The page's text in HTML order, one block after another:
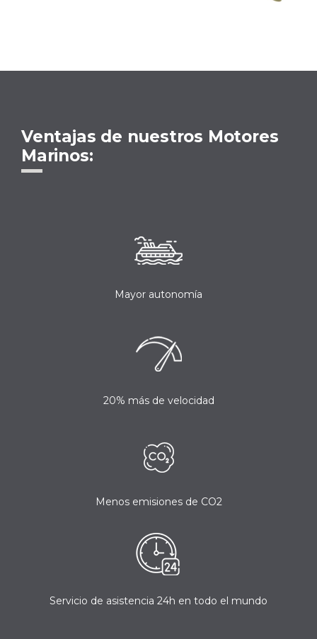
Ventajas de nuestros Motores
Marinos:
Mayor autonomía
20% más de velocidad
Menos emisiones de CO2
Servicio de asistencia 24h en todo el mundo